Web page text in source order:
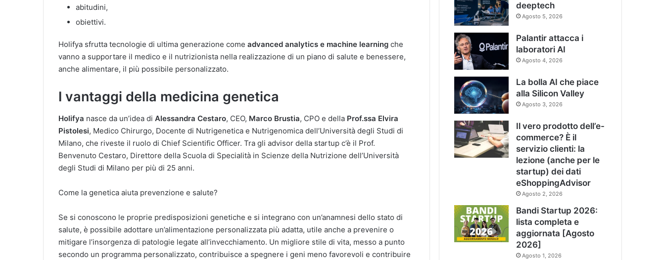
abitudini,
obiettivi.
Holifya sfrutta tecnologie di ultima generazione come advanced analytics e machine learning che
vanno a supportare il medico e il nutrizionista nella realizzazione di un piano di salute e benessere,
anche alimentare, il più possibile personalizzato.
I vantaggi della medicina genetica
Holifya nasce da un’idea di Alessandra Cestaro, CEO, Marco Brustia, CPO e della Prof.ssa Elvira
Pistolesi, Medico Chirurgo, Docente di Nutrigenetica e Nutrigenomica dell’Università degli Studi di
Milano, che riveste il ruolo di Chief Scientific Officer. Tra gli advisor della startup c’è il Prof.
Benvenuto Cestaro, Direttore della Scuola di Specialità in Scienze della Nutrizione dell’Università
degli Studi di Milano per più di 25 anni.
Come la genetica aiuta prevenzione e salute?
Se si conoscono le proprie predisposizioni genetiche e si integrano con un’anamnesi dello stato di
salute, è possibile adottare un’alimentazione personalizzata più adatta, utile anche a prevenire o
mitigare l’insorgenza di patologie legate all’invecchiamento. Un migliore stile di vita, messo a punto
secondo un programma personalizzato, contribuisce a spegnere i geni meno favorevoli e contribuire
deeptech
Agosto 5, 2026
Palantir attacca i
laboratori AI
Agosto 4, 2026
La bolla AI che piace
alla Silicon Valley
Agosto 3, 2026
Il vero prodotto dell’e-
commerce? È il
servizio clienti: la
lezione (anche per le
startup) dei dati
eShoppingAdvisor
Agosto 2, 2026
Bandi Startup 2026:
lista completa e
aggiornata [Agosto
2026]
Agosto 1, 2026